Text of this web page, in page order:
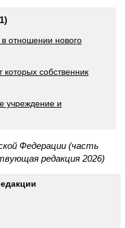
отношении нового
собственник
учреждение и
Федерации (часть
редакция 2026)